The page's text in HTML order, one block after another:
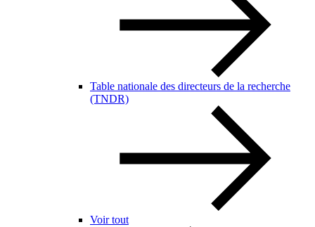
Table nationale des directeurs de la recherche
(TNDR)
Voir tout